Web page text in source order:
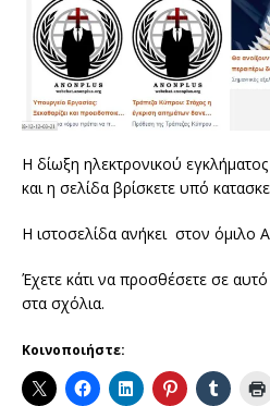
Η δίωξη ηλεκτρονικού
και η σελίδα βρίσκετε υπό
Η ιστοσελίδα ανήκει στον όμιλο
Έχετε κάτι να προσθέσετε σε
στα σχόλια.
Κοινοποιήστε: